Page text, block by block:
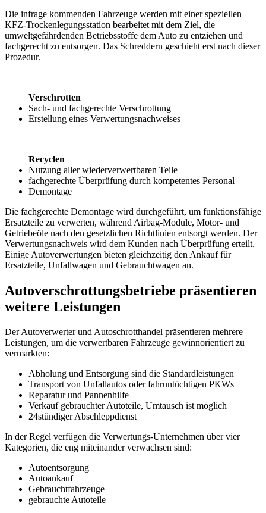
Die infrage kommenden Fahrzeuge werden mit einer speziellen
KFZ-Trockenlegungsstation bearbeitet mit dem Ziel, die
umweltgefährdenden Betriebsstoffe dem Auto zu entziehen und
fachgerecht zu entsorgen. Das Schreddern geschieht erst nach dieser
Prozedur.
Verschrotten
Sach- und fachgerechte Verschrottung
Erstellung eines Verwertungsnachweises
Recyclen
Nutzung aller wiederverwertbaren Teile
fachgerechte Überprüfung durch kompetentes Personal
Demontage
Die fachgerechte Demontage wird durchgeführt, um funktionsfähige
Ersatzteile zu verwerten, während Airbag-Module, Motor- und
Getriebeöle nach den gesetzlichen Richtlinien entsorgt werden. Der
Verwertungsnachweis wird dem Kunden nach Überprüfung erteilt.
Einige Autoverwertungen bieten gleichzeitig den Ankauf für
Ersatzteile, Unfallwagen und Gebrauchtwagen an.
Autoverschrottungsbetriebe präsentieren
weitere Leistungen
Der Autoverwerter und Autoschrotthandel präsentieren mehrere
Leistungen, um die verwertbaren Fahrzeuge gewinnorientiert zu
vermarkten:
Abholung und Entsorgung sind die Standardleistungen
Transport von Unfallautos oder fahruntüchtigen PKWs
Reparatur und Pannenhilfe
Verkauf gebrauchter Autoteile, Umtausch ist möglich
24stündiger Abschleppdienst
In der Regel verfügen die Verwertungs-Unternehmen über vier
Kategorien, die eng miteinander verwachsen sind:
Autoentsorgung
Autoankauf
Gebrauchtfahrzeuge
gebrauchte Autoteile